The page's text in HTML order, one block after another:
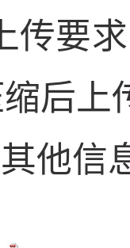
传要
后上
其他信